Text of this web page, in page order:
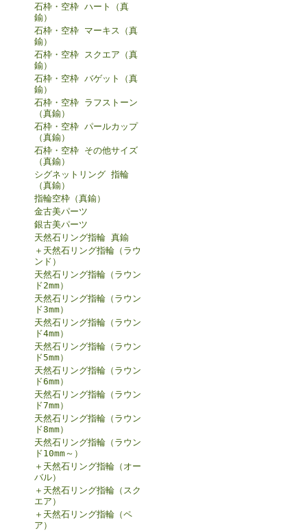
石枠・空枠 ハート（真
鍮）
石枠・空枠 マーキス（真
鍮）
石枠・空枠 スクエア（真
鍮）
石枠・空枠 バゲット（真
鍮）
石枠・空枠 ラフストーン
（真鍮）
石枠・空枠 パールカップ
（真鍮）
石枠・空枠 その他サイズ
（真鍮）
シグネットリング 指輪
（真鍮）
指輪空枠（真鍮）
金古美パーツ
銀古美パーツ
天然石リング指輪 真鍮
＋天然石リング指輪（ラウ
ンド）
天然石リング指輪（ラウン
ド2mm）
天然石リング指輪（ラウン
ド3mm）
天然石リング指輪（ラウン
ド4mm）
天然石リング指輪（ラウン
ド5mm）
天然石リング指輪（ラウン
ド6mm）
天然石リング指輪（ラウン
ド7mm）
天然石リング指輪（ラウン
ド8mm）
天然石リング指輪（ラウン
ド10mm～）
＋天然石リング指輪（オー
バル）
＋天然石リング指輪（スク
エア）
＋天然石リング指輪（ペ
ア）